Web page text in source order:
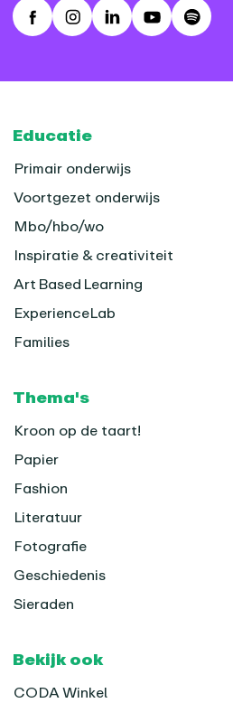
FacebookInstagram
LinkedInYoutube
Footer
Educatie
Primair onderwijs
Voortgezet onderwijs
Mbo/hbo/wo
Inspiratie & creativiteit
Art Based Learning
ExperienceLab
Families
Thema's
Kroon op de taart!
Papier
Fashion
Literatuur
Fotografie
Geschiedenis
Sieraden
Bekijk ook
CODA Winkel